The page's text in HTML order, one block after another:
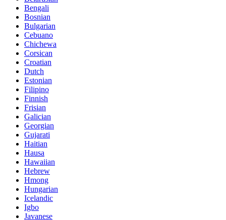
Bengali
Bosnian
Bulgarian
Cebuano
Chichewa
Corsican
Croatian
Dutch
Estonian
Filipino
Finnish
Frisian
Galician
Georgian
Gujarati
Haitian
Hausa
Hawaiian
Hebrew
Hmong
Hungarian
Icelandic
Igbo
Javanese